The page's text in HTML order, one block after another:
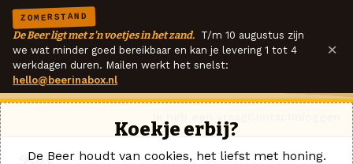
ZOMERSTAND
De Beer ligt met z'n voetjes in het zand. T/m 10 augustus zijn
we wat minder goed bereikbaar en kan je levering 1 tot 4
werkdagen duren. Mailen werkt het snelst:
hello@beerinabox.nl
×
Koekje erbij?
De Beer houdt van cookies, het liefst met honing.